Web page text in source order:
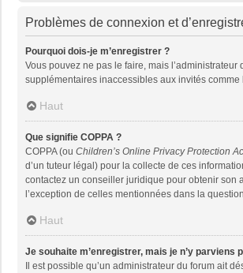
Problèmes de connexion et
Pourquoi dois-je m’enregistrer ?
Vous pouvez ne pas le faire, mais
supplémentaires inaccessibles aux invités
Haut
Que signifie COPPA ?
COPPA (ou Children’s Online Privacy Protection
d’un tuteur légal) pour la collecte de ces
contactez un conseiller juridique pour obtenir son
l’exception de celles mentionnées dans la
Haut
Je souhaite m’enregistrer, mais je n’y parviens
Il est possible qu’un administrateur du forum ait